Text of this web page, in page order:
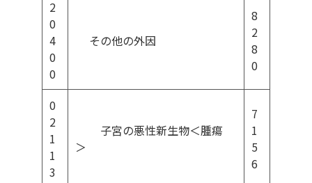
2
0
4
0
0
その他の外因
8
2
8
0
0
2
1
1
3
子宮の悪性新生物＜腫瘍
＞
7
1
5
6